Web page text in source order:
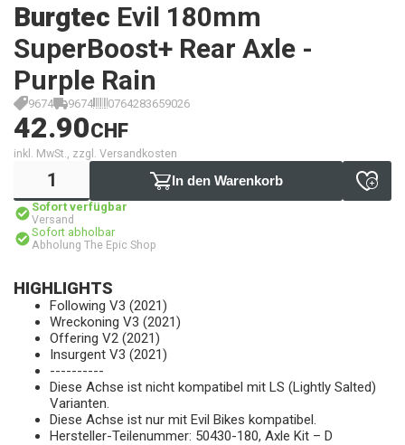
Burgtec Evil 180mm
SuperBoost+ Rear Axle -
Purple Rain
9674 9674 0764283659026
42.90CHF
inkl. MwSt., zzgl. Versandkosten
In den Warenkorb
Sofort verfügbar
Versand
Sofort abholbar
Abholung The Epic Shop
HIGHLIGHTS
Following V3 (2021)
Wreckoning V3 (2021)
Offering V2 (2021)
Insurgent V3 (2021)
----------
Diese Achse ist nicht kompatibel mit LS (Lightly Salted)
Varianten.
Diese Achse ist nur mit Evil Bikes kompatibel.
Hersteller-Teilenummer: 50430-180, Axle Kit – D